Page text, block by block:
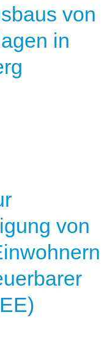
von
in
von